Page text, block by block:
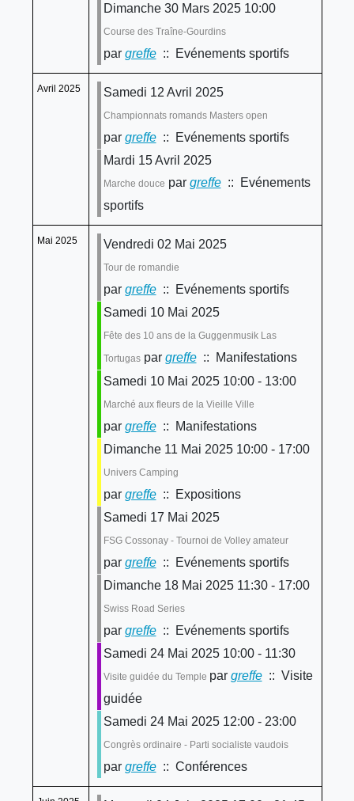
Dimanche 30 Mars 2025 10:00
Course des Traîne-Gourdins
par greffe:: Evénements sportifs
Avril 2025 Samedi 12 Avril 2025
Championnats romands Masters open
par greffe:: Evénements sportifs
Mardi 15 Avril 2025
Marche douce par greffe:: Evénements
sportifs
Mai 2025 Vendredi 02 Mai 2025
Tour de romandie
par greffe:: Evénements sportifs
Samedi 10 Mai 2025
Fête des 10 ans de la Guggenmusik Las
Tortugaspar greffe:: Manifestations
Samedi 10 Mai 2025 10:00 - 13:00
Marché aux fleurs de la Vieille Ville
par greffe:: Manifestations
Dimanche 11 Mai 2025 10:00 - 17:00
Univers Camping
par greffe:: Expositions
Samedi 17 Mai 2025
FSG Cossonay - Tournoi de Volley amateur
par greffe:: Evénements sportifs
Dimanche 18 Mai 2025 11:30 - 17:00
Swiss Road Series
par greffe:: Evénements sportifs
Samedi 24 Mai 2025 10:00 - 11:30
Visite guidée du Temple par greffe:: Visite
guidée
Samedi 24 Mai 2025 12:00 - 23:00
Congrès ordinaire - Parti socialiste vaudois
par greffe:: Conférences